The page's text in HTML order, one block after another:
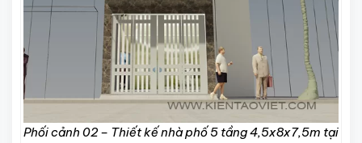
Phối cảnh 02 – Thiết kế nhà phố 5 tầng 4,5x8x7,5m tại